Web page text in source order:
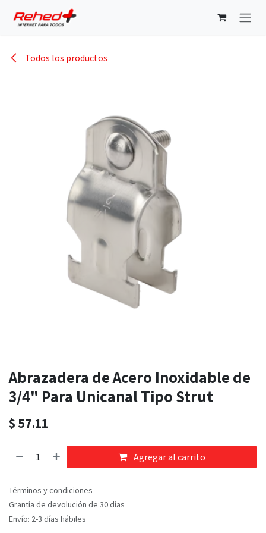
Todos los productos
Abrazadera de Acero Inoxidable de
3/4" Para Unicanal Tipo Strut
$ 57.11
Agregar al carrito
Términos y condiciones
Grantía de devolución de 30 días
Envío: 2-3 días hábiles